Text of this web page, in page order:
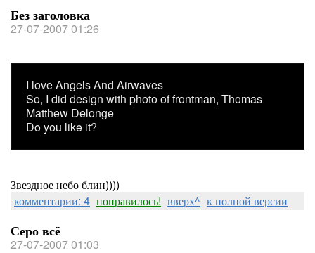
Без заголовка
27-07-2007 01:26
I love Angels And Airwaves
So, I did design with photo of frontman, Thomas
Matthew Delonge
Do you like it?
Звездное небо блин))))
комментарии: 4 понравилось! вверх^ к полной версии
Серо всё
27-07-2007 01:03